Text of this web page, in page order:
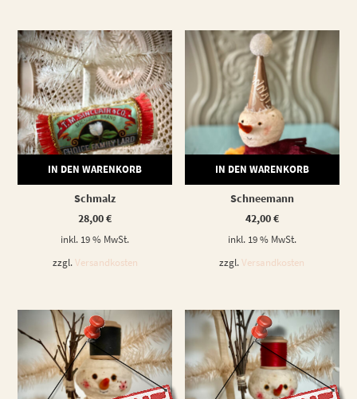
IN DEN WARENKORB
Schmalz
28,00€
inkl. 19 % MwSt.
zzgl. Versandkosten
IN DEN WARENKORB
Schneemann
42,00€
inkl. 19 % MwSt.
zzgl.Versandkosten